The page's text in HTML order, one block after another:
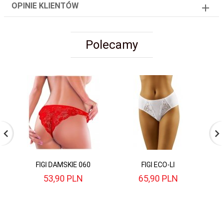
OPINIE KLIENTÓW
Polecamy
FIGI DAMSKIE 060
53,90 PLN
FIGI ECO-LI
65,90 PLN